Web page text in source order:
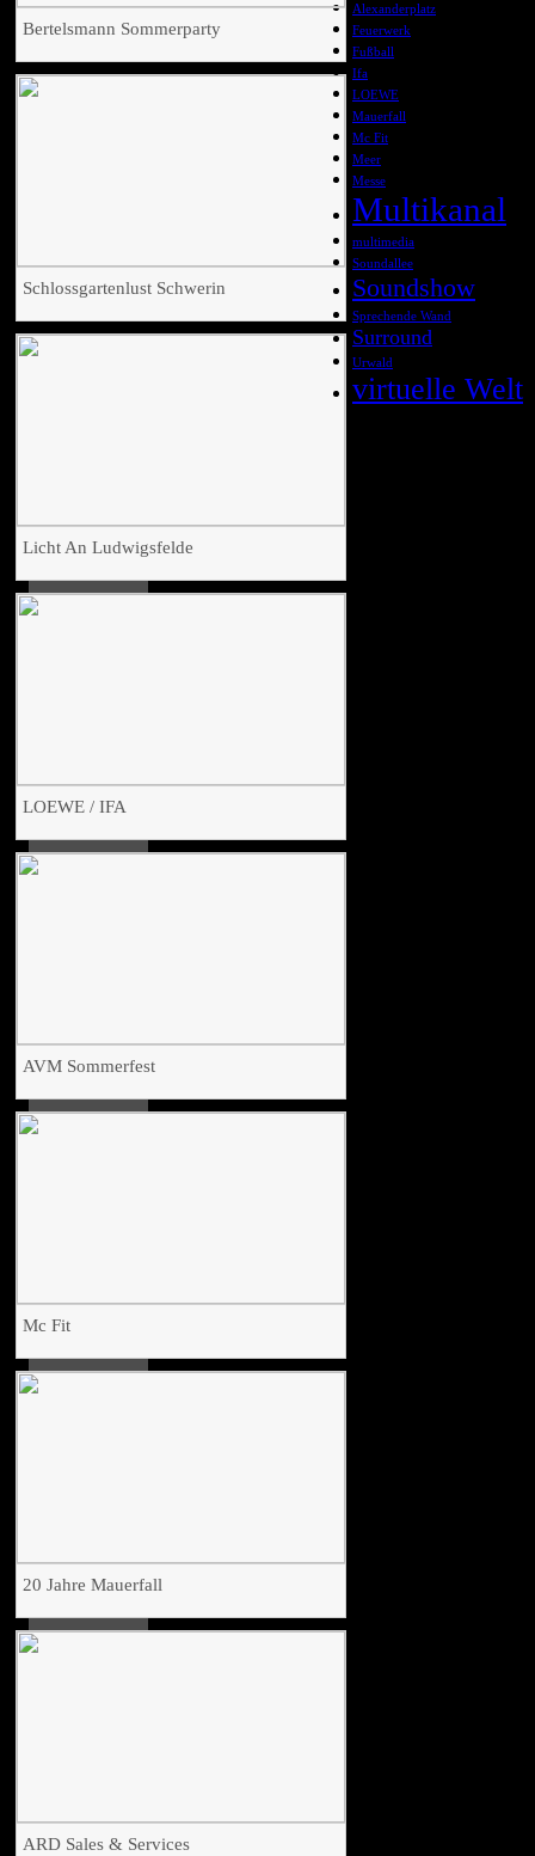
Bertelsmann Sommerparty
Schlossgartenlust Schwerin
Licht An Ludwigsfelde
LOEWE / IFA
AVM Sommerfest
Mc Fit
20 Jahre Mauerfall
ARD Sales & Services
Alexanderplatz
Feuerwerk
Fußball
Ifa
LOEWE
Mauerfall
Mc Fit
Meer
Messe
Multikanal
multimedia
Soundallee
Soundshow
Sprechende Wand
Surround
Urwald
virtuelle Welt